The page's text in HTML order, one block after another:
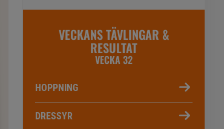
VECKANS TÄVLINGAR &
RESULTAT
VECKA 32
HOPPNING
DRESSYR